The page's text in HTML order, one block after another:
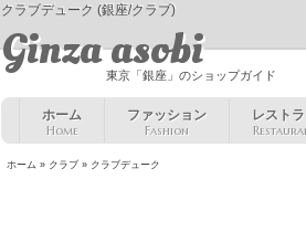
クラブデューク (銀座/クラブ)
東京「銀座」のショップガイド
Ginza asobi
ホーム
Home
ファッション
Fashion
レスト
ホーム » クラブ » クラブデューク